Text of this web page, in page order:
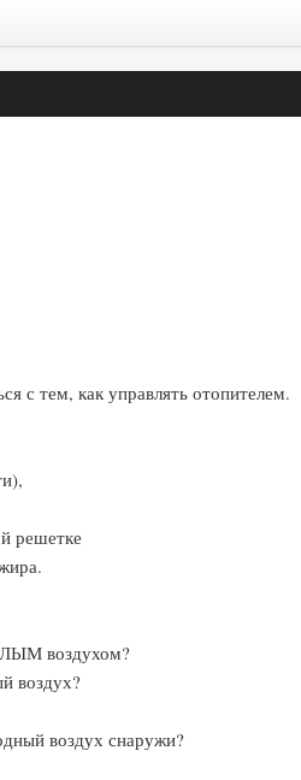
с тем, как управлять отопителем.
решетке
воздухом?
воздух?
воздух снаружи?